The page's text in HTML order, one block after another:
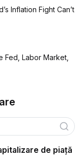
Inflation Fight Can’t
Fed, Labor Market,
de piață